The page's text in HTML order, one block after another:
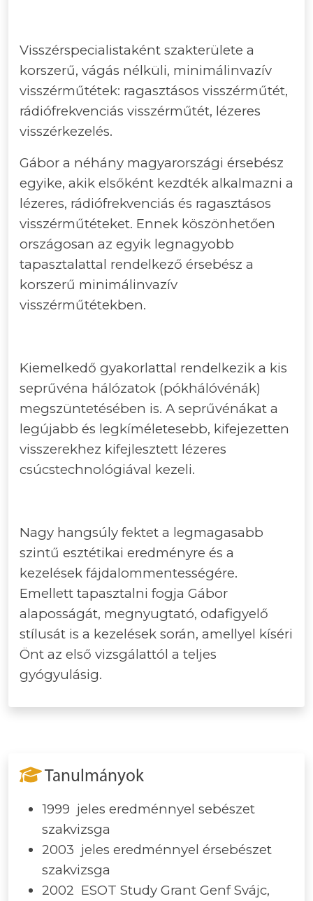
Visszérspecialistaként szakterülete a
korszerű, vágás nélküli, minimálinvazív
visszérműtétek: ragasztásos visszérműtét,
rádiófrekvenciás visszérműtét, lézeres
visszérkezelés.
Gábor a néhány magyarországi érsebész
egyike, akik elsőként kezdték alkalmazni a
lézeres, rádiófrekvenciás és ragasztásos
visszérműtéteket. Ennek köszönhetően
országosan az egyik legnagyobb
tapasztalattal rendelkező érsebész a
korszerű minimálinvazív
visszérműtétekben.
Kiemelkedő gyakorlattal rendelkezik a kis
seprűvéna hálózatok (pókhálóvénák)
megszüntetésében is. A seprűvénákat a
legújabb és legkíméletesebb, kifejezetten
visszerekhez kifejlesztett lézeres
csúcstechnológiával kezeli.
Nagy hangsúly fektet a legmagasabb
szintű esztétikai eredményre és a
kezelések fájdalommentességére.
Emellett tapasztalni fogja Gábor
alaposságát, megnyugtató, odafigyelő
stílusát is a kezelések során, amellyel kíséri
Önt az első vizsgálattól a teljes
gyógyulásig.
Tanulmányok
1999 jeles eredménnyel sebészet
szakvizsga
2003 jeles eredménnyel érsebészet
szakvizsga
2002 ESOT Study Grant Genf Svájc,